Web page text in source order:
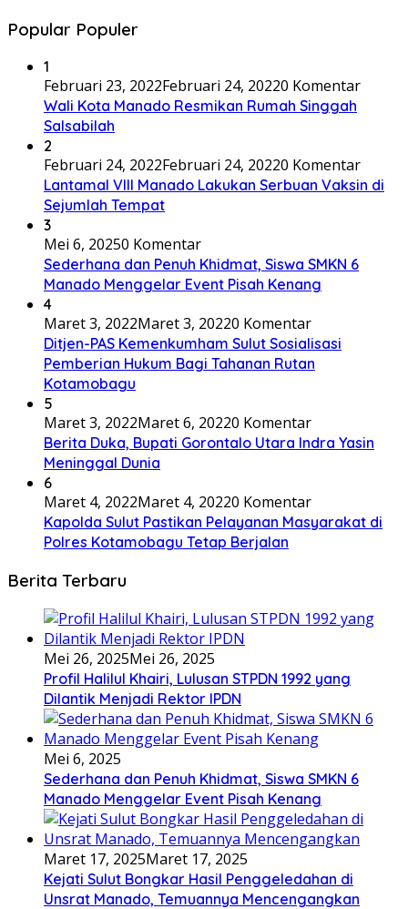
Popular Populer
1
Februari 23, 2022Februari 24, 20220 Komentar
Wali Kota Manado Resmikan Rumah Singgah
Salsabilah
2
Februari 24, 2022Februari 24, 20220 Komentar
Lantamal VIII Manado Lakukan Serbuan Vaksin di
Sejumlah Tempat
3
Mei 6, 20250 Komentar
Sederhana dan Penuh Khidmat, Siswa SMKN 6
Manado Menggelar Event Pisah Kenang
4
Maret 3, 2022Maret 3, 20220 Komentar
Ditjen-PAS Kemenkumham Sulut Sosialisasi
Pemberian Hukum Bagi Tahanan Rutan
Kotamobagu
5
Maret 3, 2022Maret 6, 20220 Komentar
Berita Duka, Bupati Gorontalo Utara Indra Yasin
Meninggal Dunia
6
Maret 4, 2022Maret 4, 20220 Komentar
Kapolda Sulut Pastikan Pelayanan Masyarakat di
Polres Kotamobagu Tetap Berjalan
Berita Terbaru
Mei 26, 2025Mei 26, 2025
Profil Halilul Khairi, Lulusan STPDN 1992 yang
Dilantik Menjadi Rektor IPDN
Mei 6, 2025
Sederhana dan Penuh Khidmat, Siswa SMKN 6
Manado Menggelar Event Pisah Kenang
Maret 17, 2025Maret 17, 2025
Kejati Sulut Bongkar Hasil Penggeledahan di
Unsrat Manado, Temuannya Mencengangkan